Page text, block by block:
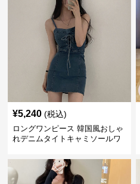
¥5,240 (税込)
ロングワンピース 韓国風おしゃ
れデニムタイトキャミソールワ